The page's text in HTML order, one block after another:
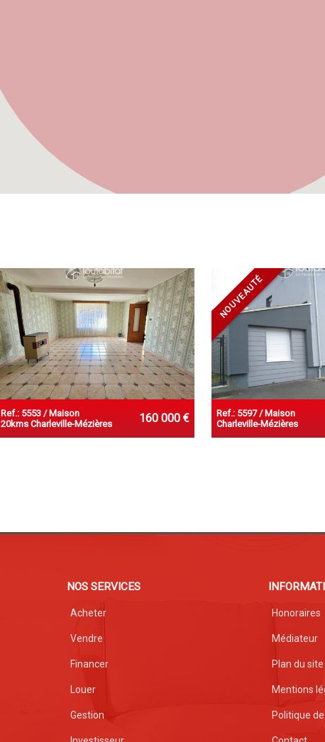
Ref.: 5553 / Maison
20kms Charleville-Mézières
160 000 €
NOUVEAUTÉ
Ref.: 5597 / Maison
Charleville-Mézières
NOS SERVICES
Acheter
Vendre
Financer
Louer
Gestion
Honoraires
Médiateur
Plan du site
Mentions
Politique